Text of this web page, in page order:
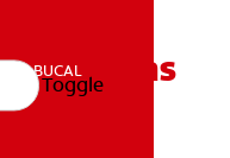
SALUD BUCAL
BUCAL
Toggle
Té De
Las